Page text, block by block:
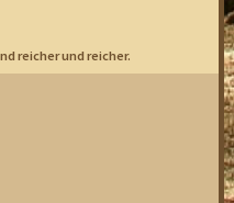
reicher und reicher.